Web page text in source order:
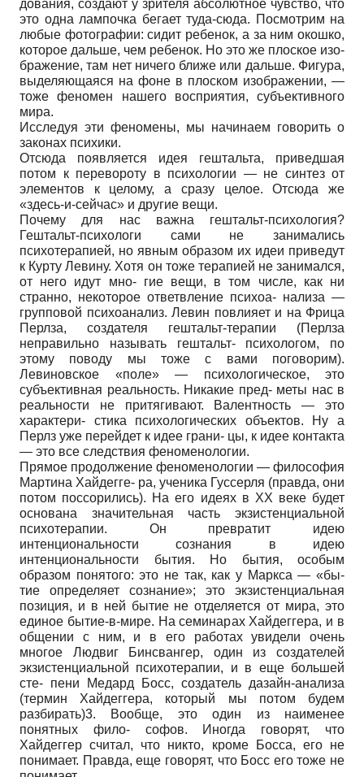
дования, создают у зрителя абсолютное чувство, что
это одна лампочка бегает туда-сюда. Посмотрим на
любые фотографии: сидит ребенок, а за ним окошко,
которое дальше, чем ребенок. Но это же плоское изо-
бражение, там нет ничего ближе или дальше. Фигура,
выделяющаяся на фоне в плоском изображении, —
тоже феномен нашего восприятия, субъективного
мира.
Исследуя эти феномены, мы начинаем говорить о
законах психики.
Отсюда появляется идея гештальта, приведшая
потом к перевороту в психологии — не синтез от
элементов к целому, а сразу целое. Отсюда же
«здесь-и-сейчас» и другие вещи.
Почему для нас важна гештальт-психология?
Гештальт-психологи сами не занимались
психотерапией, но явным образом их идеи приведут
к Курту Левину. Хотя он тоже терапией не занимался,
от него идут мно- гие вещи, в том числе, как ни
странно, некоторое ответвление психоа- нализа —
групповой психоанализ. Левин повлияет и на Фрица
Перлза, создателя гештальт-терапии (Перлза
неправильно называть гештальт- психологом, по
этому поводу мы тоже с вами поговорим).
Левиновское «поле» — психологическое, это
субъективная реальность. Никакие пред- меты нас в
реальности не притягивают. Валентность — это
характери- стика психологических объектов. Ну а
Перлз уже перейдет к идее грани- цы, к идее контакта
— это все следствия феноменологии.
Прямое продолжение феноменологии — философия
Мартина Хайдегге- ра, ученика Гуссерля (правда, они
потом поссорились). На его идеях в XX веке будет
основана значительная часть экзистенциальной
психотерапии. Он превратит идею
интенциональности сознания в идею
интенциональности бытия. Но бытия, особым
образом понятого: это не так, как у Маркса — «бы-
тие определяет сознание»; это экзистенциальная
позиция, и в ней бытие не отделяется от мира, это
единое бытие-в-мире. На семинарах Хайдеггера, и в
общении с ним, и в его работах увидели очень
многое Людвиг Бинсвангер, один из создателей
экзистенциальной психотерапии, и в еще большей
сте- пени Медард Босс, создатель дазайн-анализа
(термин Хайдеггера, который мы потом будем
разбирать)3. Вообще, это один из наименее
понятных фило- софов. Иногда говорят, что
Хайдеггер считал, что никто, кроме Босса, его не
понимает. Правда, еще говорят, что Босс его тоже не